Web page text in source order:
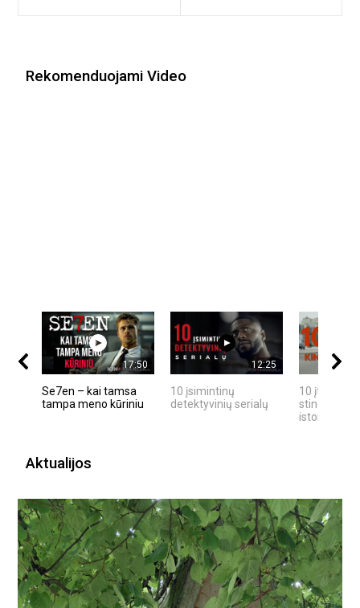
Rekomenduojami Video
17:50
Se7en – kai tamsa
tampa meno kūriniu
12:25
10 įsimintinų
detektyvinių serialų
10 įtemptų,
stingdančių
istorijų
Aktualijos